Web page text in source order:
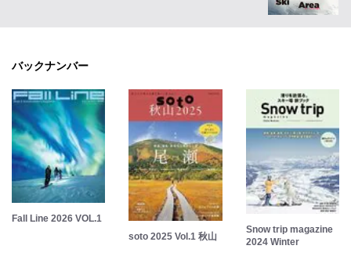
バックナンバー
Fall Line 2026 VOL.1
soto 2025 Vol.1 秋山
Snow trip magazine
2024 Winter